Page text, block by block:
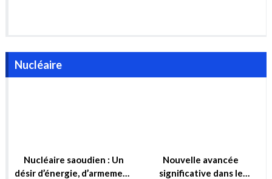
Nucléaire
Nucléaire saoudien : Un
désir d’énergie, d’armement
Nouvelle avancée
significative dans le